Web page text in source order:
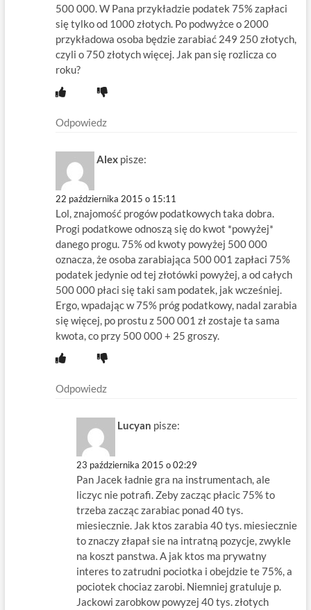
500 000. W Pana przykładzie podatek 75% zapłaci
się tylko od 1000 złotych. Po podwyżce o 2000
przykładowa osoba będzie zarabiać 249 250 złotych,
czyli o 750 złotych więcej. Jak pan się rozlicza co
roku?
Odpowiedz
Alex pisze:
22 października 2015 o 15:11
Lol, znajomość progów podatkowych taka dobra.
Progi podatkowe odnoszą się do kwot *powyżej*
danego progu. 75% od kwoty powyżej 500 000
oznacza, że osoba zarabiająca 500 001 zapłaci 75%
podatek jedynie od tej złotówki powyżej, a od całych
500 000 płaci się taki sam podatek, jak wcześniej.
Ergo, wpadając w 75% próg podatkowy, nadal zarabia
się więcej, po prostu z 500 001 zł zostaje ta sama
kwota, co przy 500 000 + 25 groszy.
Odpowiedz
Lucyan pisze:
23 października 2015 o 02:29
Pan Jacek ładnie gra na instrumentach, ale
liczyc nie potrafi. Zeby zacząc płacic 75% to
trzeba zacząc zarabiac ponad 40 tys.
miesiecznie. Jak ktos zarabia 40 tys. miesiecznie
to znaczy złapał sie na intratną pozycje, zwykle
na koszt panstwa. A jak ktos ma prywatny
interes to zatrudni pociotka i obejdzie te 75%, a
pociotek chociaz zarobi. Niemniej gratuluje p.
Jackowi zarobkow powyzej 40 tys. złotych